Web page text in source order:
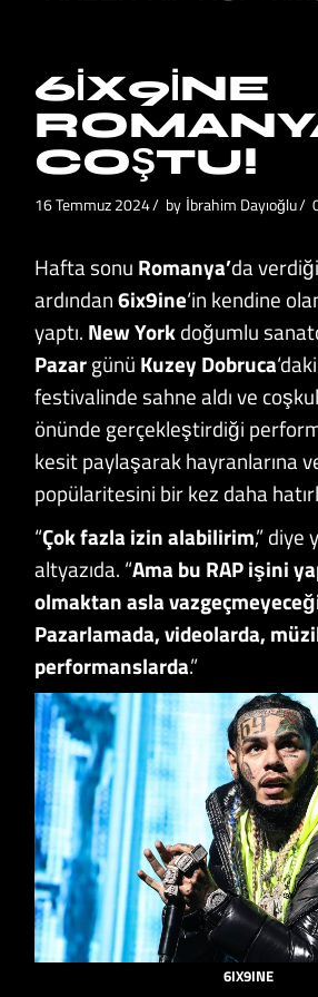
6IX9INE
COŞTU!
16 Temmuz 2024 by İbrahim Dayıoğlu
Hafta sonu Romanya’da
ardından6ix9ine‘in kendine
yaptı. New Yorkdoğumlu
Pazargünü Kuzey Dobruca‘daki
festivalinde sahne aldı ve
önünde gerçekleştirdiği
kesit paylaşarak hayranlarına
popülaritesini bir kez daha
“Çok fazla izin alabilirim,” diye
altyazıda. “Ama bu RAP işini
olmaktan asla
Pazarlamada, videolarda,
performanslarda.”
6IX9INE